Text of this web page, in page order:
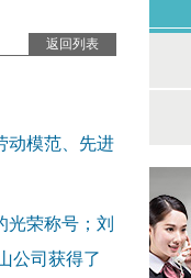
返回列表
动模范、先进
荣称号；刘
公司获得了